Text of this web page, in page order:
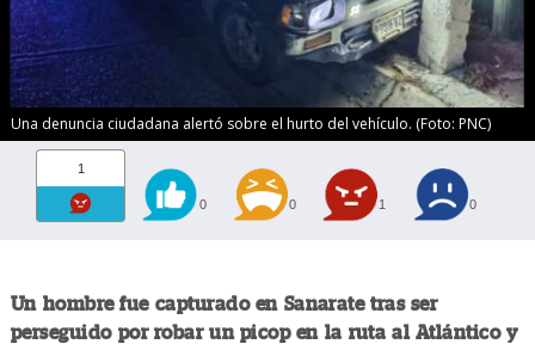
Una denuncia ciudadana alertó sobre el hurto del vehículo. (Foto: PNC)
1
0 0 1 0
Un hombre fue capturado en Sanarate tras ser
perseguido por robar un picop en la ruta al Atlántico y